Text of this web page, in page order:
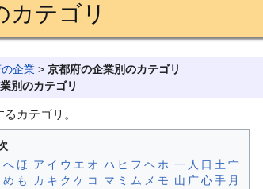
カテゴリ
企業 >京都府の企業別のカテゴリ
別のカテゴリ
るカテゴリ。
へほ
め も
ア イ ウ エ オ
カ キ ク ケ コ
ハ ヒ フ ヘ ホ
マ ミ ム メ モ
一 人 口 土 宀
山 广心手 月